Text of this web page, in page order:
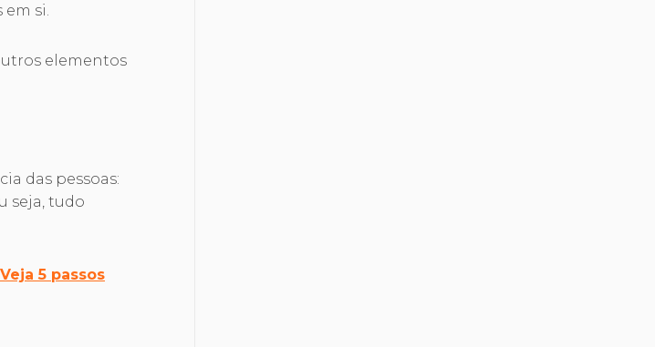
si.
elementos
das pessoas:
seja, tudo
5 passos